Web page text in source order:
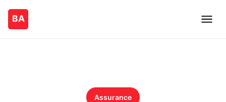
Assurance